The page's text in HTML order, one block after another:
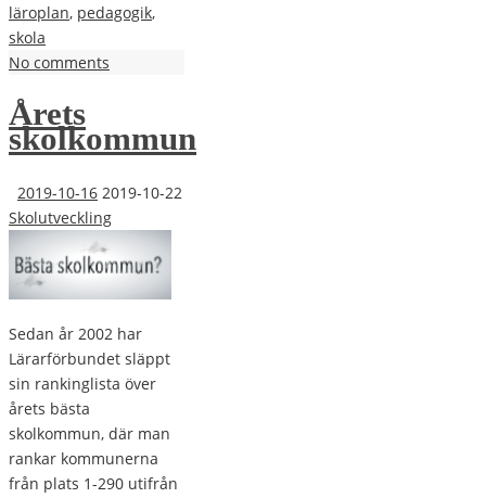
läroplan, pedagogik,
skola
No comments
Årets
skolkommun
2019-10-16 2019-10-22
Skolutveckling
Sedan år 2002 har
Lärarförbundet släppt
sin rankinglista över
årets bästa
skolkommun, där man
rankar kommunerna
från plats 1-290 utifrån